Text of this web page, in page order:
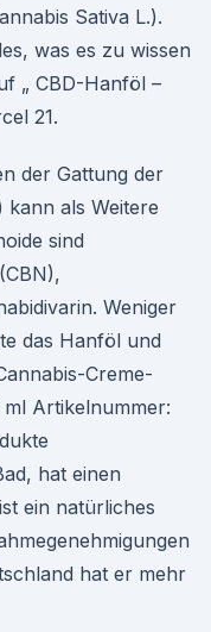
Sativa L.).
was es zu wissen
„ CBD-Hanföl –
21.
der Gattung der
als Weitere
sind
Weniger
das Hanföl und
Creme-
Artikelnummer:
hat einen
ein natürliches
hat er mehr